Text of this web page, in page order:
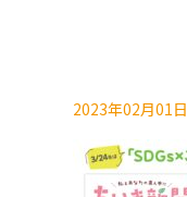
2023年02月01日